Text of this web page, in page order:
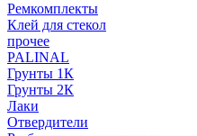
Ремкомплекты
Клей для стекол
прочее
PALINAL
Грунты 1К
Грунты 2К
Лаки
Отвердители